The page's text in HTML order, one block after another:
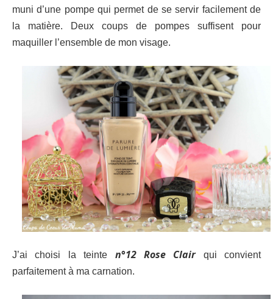
muni d’une pompe qui permet de se servir facilement de
la matière. Deux coups de pompes suffisent pour
maquiller l’ensemble de mon visage.
J’ai choisi la teinte n°12 Rose Clairqui convient
parfaitement à ma carnation.